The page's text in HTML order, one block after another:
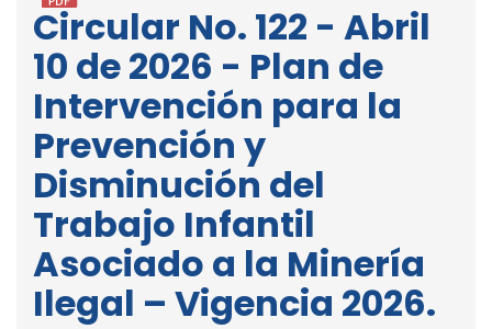
Circular No. 122 - Abril
10 de 2026 - Plan de
Intervención para la
Prevención y
Disminución del
Trabajo Infantil
Asociado a la Minería
Ilegal – Vigencia 2026.